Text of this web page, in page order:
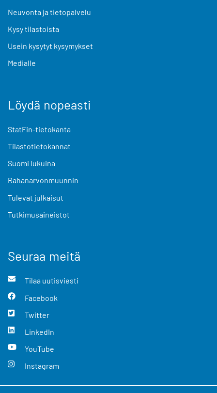
Neuvonta ja tietopalvelu
Kysy tilastoista
Usein kysytyt kysymykset
Medialle
Löydä nopeasti
StatFin-tietokanta
Tilastotietokannat
Suomi lukuina
Rahanarvonmuunnin
Tulevat julkaisut
Tutkimusaineistot
Seuraa meitä
Tilaa uutisviesti
Facebook
Twitter
LinkedIn
YouTube
Instagram